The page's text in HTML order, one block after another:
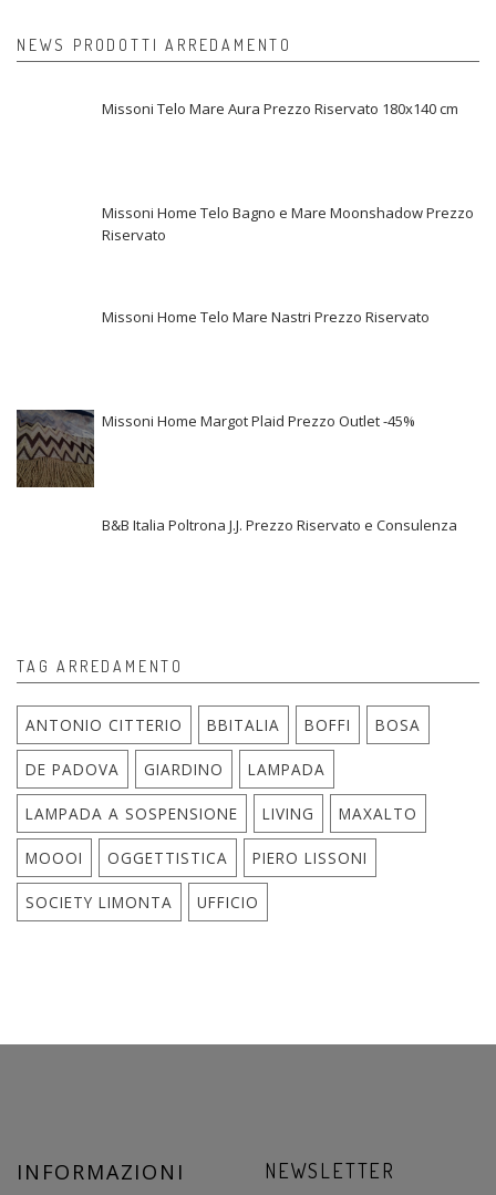
NEWS PRODOTTI ARREDAMENTO
Missoni Telo Mare Aura Prezzo Riservato 180x140 cm
Missoni Home Telo Bagno e Mare Moonshadow Prezzo
Riservato
Missoni Home Telo Mare Nastri Prezzo Riservato
Missoni Home Margot Plaid Prezzo Outlet -45%
B&B Italia Poltrona J.J. Prezzo Riservato e Consulenza
TAG ARREDAMENTO
ANTONIO CITTERIO BBITALIA BOFFI BOSA
DE PADOVA GIARDINO LAMPADA
LAMPADA A SOSPENSIONE LIVING MAXALTO
MOOOI OGGETTISTICA PIERO LISSONI
SOCIETY LIMONTA UFFICIO
INFORMAZIONI NEWSLETTER